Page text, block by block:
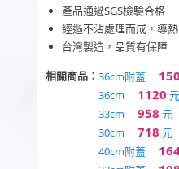
產品通過SGS檢驗合格
經過不沾處理而成，導
台灣製造，品質有保障
相關商品： 36cm附蓋
36cm
1120 元
33cm
958 元
30cm
718 元
40cm附蓋